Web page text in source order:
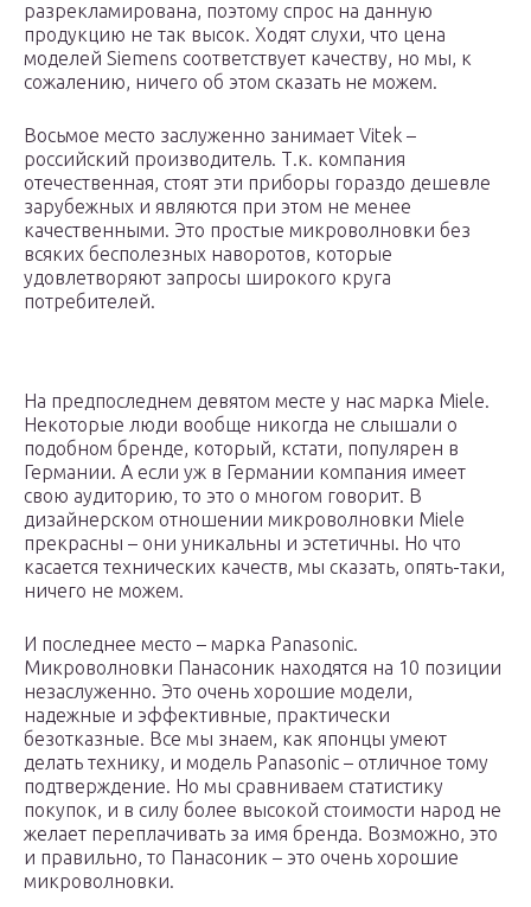
разрекламирована, поэтому спрос на данную
продукцию не так высок. Ходят слухи, что цена
моделей Siemens соответствует качеству, но мы, к
сожалению, ничего об этом сказать не можем.
Восьмое место заслуженно занимает Vitek –
российский производитель. Т.к. компания
отечественная, стоят эти приборы гораздо дешевле
зарубежных и являются при этом не менее
качественными. Это простые микроволновки без
всяких бесполезных наворотов, которые
удовлетворяют запросы широкого круга
потребителей.
На предпоследнем девятом месте у нас марка Miele.
Некоторые люди вообще никогда не слышали о
подобном бренде, который, кстати, популярен в
Германии. А если уж в Германии компания имеет
свою аудиторию, то это о многом говорит. В
дизайнерском отношении микроволновки Miele
прекрасны – они уникальны и эстетичны. Но что
касается технических качеств, мы сказать, опять-таки,
ничего не можем.
И последнее место – марка Panasonic.
Микроволновки Панасоник находятся на 10 позиции
незаслуженно. Это очень хорошие модели,
надежные и эффективные, практически
безотказные. Все мы знаем, как японцы умеют
делать технику, и модель Panasonic – отличное тому
подтверждение. Но мы сравниваем статистику
покупок, и в силу более высокой стоимости народ не
желает переплачивать за имя бренда. Возможно, это
и правильно, то Панасоник – это очень хорошие
микроволновки.